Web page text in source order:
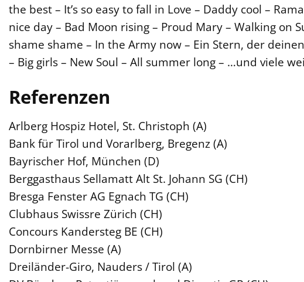
the best – It’s so easy to fall in Love – Daddy cool –
nice day – Bad Moon rising – Proud Mary – Walking on
shame shame – In the Army now – Ein Stern, der
– Big girls – New Soul – All summer long – …und viele
Referenzen
Arlberg Hospiz Hotel, St. Christoph (A)
Bank für Tirol und Vorarlberg, Bregenz (A)
Bayrischer Hof, München (D)
Berggasthaus Sellamatt Alt St. Johann SG (CH)
Bresga Fenster AG Egnach TG (CH)
Clubhaus Swissre Zürich (CH)
Concours Kandersteg BE (CH)
Dornbirner Messe (A)
Dreiländer-Giro, Nauders / Tirol (A)